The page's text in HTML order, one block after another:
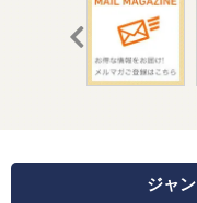
ジャ